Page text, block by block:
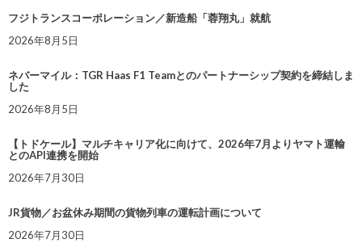
フジトランスコーポレーション／新造船「蓉翔丸」就航
2026年8月5日
ネバーマイル：TGR Haas F1 Teamとのパートナーシップ契約を締結しま
した
2026年8月5日
【トドケール】マルチキャリア化に向けて、2026年7月よりヤマト運輸
とのAPI連携を開始
2026年7月30日
JR貨物／お盆休み期間の貨物列車の運転計画について
2026年7月30日